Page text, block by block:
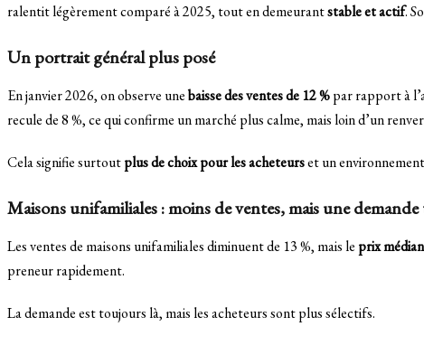
ralentit légèrement comparé à 2025, tout en demeurantstable et actif.
Un portrait général plus posé
En janvier 2026, on observe unebaisse des ventes de 12 %par rapport à
recule de 8 %, ce qui confirme un marché plus calme, mais loin d’un
Cela signifie surtoutplus de choix pour les acheteurset un
Maisons unifamiliales : moins de ventes, mais une
Les ventes de maisons unifamiliales diminuent de 13 %, mais le prix
preneur rapidement.
La demande est toujours là, mais les acheteurs sont plus sélectifs.